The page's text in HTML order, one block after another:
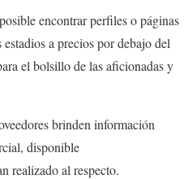
encontrar perfiles o páginas
a precios por debajo del
el bolsillo de las aficionadas y
brinden información
disponible
realizado al respecto.